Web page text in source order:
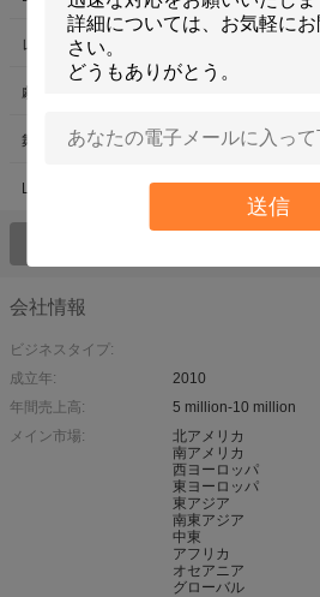
送信
レーザーステージライト
劇場の段階の照明
舞台照明トラス ビデ
LED キネティックライト ボール
会社情報
ビジネスタイプ:
成立年:
2010
年間売上高:
5 million-10 million
メイン市場:
北アメリカ
南アメリカ
西ヨーロッパ
東ヨーロッパ
東アジア
南東アジア
中東
アフリカ
オセアニア
グローバル